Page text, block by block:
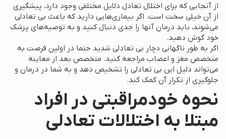
از آنجایی که برای اختلال تعادل دلایل مختلفی وجود دارد، پیشگیری
از آن خیلی سخت است. اگر بیماری‌هایی دارید که باعث بی تعادلی
می‌شوند، باید درمان آنها را جدی دنبال کنید و به توصیه‌های پزشک
خود گوش دهید.
اگر به طور ناگهانی دچار بی تعادلی شدید حتما در اولین فرصت به
متخصص مغز و اعصاب مراجعه کنید. متخصص بعد از معاینه
می‌تواند دلیل این بی تعادلی را تشخیص دهد و به شما در درمان و
جلوگیری از تکرار آن کمک کند.
نحوه خودمراقبتی در افراد
مبتلا به اختلالات تعادلی